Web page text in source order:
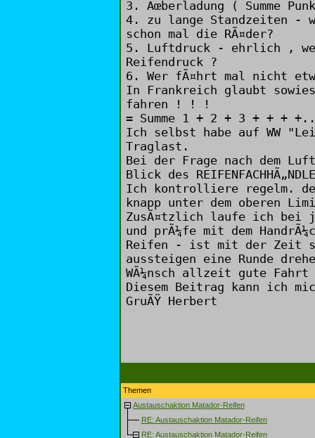
3. Ãœberladung ( Summe
4. zu lange Standzeiten -
schon mal die RÃ¤der?
5. Luftdruck - ehrlich ,
Reifendruck ?
6. Wer fÃ¤hrt mal nicht
In Frankreich glaubt
fahren ! ! !
= Summe 1 + 2 + 3 + + +
Ich selbst habe auf WW
Traglast.
Bei der Frage nach dem
Blick des
Ich kontrolliere regelm.
knapp unter dem oberen
ZusÃ¤tzlich laufe ich bei
und prÃ¼fe mit dem
Reifen - ist mit der Zeit
aussteigen eine Runde
WÃ¼nsch allzeit gute Fahrt
Diesem Beitrag kann ich
GruÃŸ Herbert
Themen
Austauschaktion Matador-Reifen
RE: Austauschaktion Matador-Reifen
RE: Austauschaktion Matador-Reifen